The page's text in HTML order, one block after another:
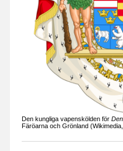
Den kungliga vapenskölden för
Färöarna och Grönland